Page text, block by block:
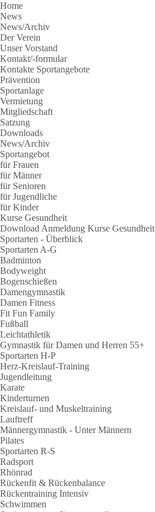
Home
News
News/Archiv
Der Verein
Unser Vorstand
Kontakt/-formular
Kontakte Sportangebote
Prävention
Sportanlage
Vermietung
Mitgliedschaft
Satzung
Downloads
News/Archiv
Sportangebot
für Frauen
für Männer
für Senioren
für Jugendliche
für Kinder
Kurse Gesundheit
Download Anmeldung Kurse Gesundheit
Sportarten - Überblick
Sportarten A-G
Badminton
Bodyweight
Bogenschießen
Damengymnastik
Damen Fitness
Fit Fun Family
Fußball
Leichtathletik
Gymnastik für Damen und Herren 55+
Sportarten H-P
Herz-Kreislauf-Training
Jugendleitung
Karate
Kinderturnen
Kreislauf- und Muskeltraining
Lauftreff
Männergymnastik - Unter Männern
Pilates
Sportarten R-S
Radsport
Rhönrad
Rückenfit & Rückenbalance
Rückentraining Intensiv
Schwimmen